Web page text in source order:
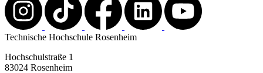
Technische Hochschule Rosenheim
Hochschulstraße 1
83024 Rosenheim